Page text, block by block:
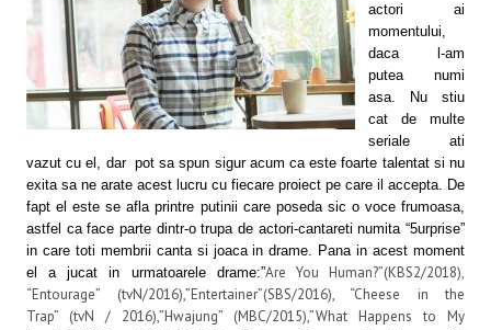
actori ai
momentului,
daca l-am
putea numi
asa. Nu stiu
cat de multe
seriale ati
vazut cu el, dar pot sa spun sigur acum ca este foarte talentat si nu
exita sa ne arate acest lucru cu fiecare proiect pe care il accepta. De
fapt el este se afla printre putinii care poseda sic o voce frumoasa,
astfel ca face parte dintr-o trupa de actori-cantareti numita “5urprise”
in care toti membrii canta si joaca in drame. Pana in acest moment
el a jucat in urmatoarele drame:”Are You Human?”(KBS2/2018),
“Entourage” (tvN/2016),”Entertainer”(SBS/2016), “Cheese in the
Trap” (tvN / 2016),”Hwajung” (MBC/2015),”What Happens to My